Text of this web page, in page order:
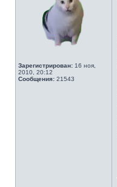
Зарегистрирован: 16 ноя,
2010, 20:12
Сообщения: 21543